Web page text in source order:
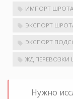
ИМПОРТ ШРОТА
ЭКСПОРТ
ЭКСПОРТ
ЖД ПЕРЕВОЗКИ
Нужно